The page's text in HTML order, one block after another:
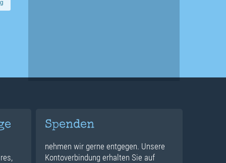
Spenden
nehmen wir gerne entgegen. Unsere
Kontoverbindung erhalten Sie auf